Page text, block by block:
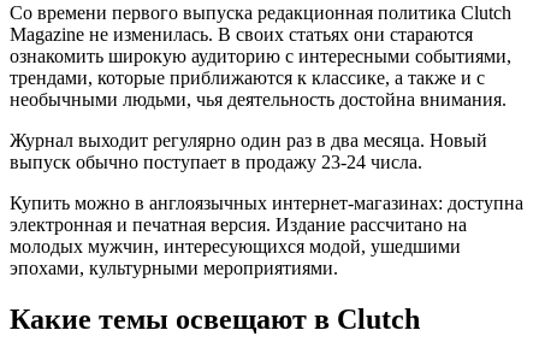
Со времени первого выпуска редакционная политика Clutch
Magazine не изменилась. В своих статьях они стараются
ознакомить широкую аудиторию с интересными событиями,
трендами, которые приближаются к классике, а также и с
необычными людьми, чья деятельность достойна внимания.
Журнал выходит регулярно один раз в два месяца. Новый
выпуск обычно поступает в продажу 23-24 числа.
Купить можно в англоязычных интернет-магазинах: доступна
электронная и печатная версия. Издание рассчитано на
молодых мужчин, интересующихся модой, ушедшими
эпохами, культурными мероприятиями.
Какие темы освещают в Clutch